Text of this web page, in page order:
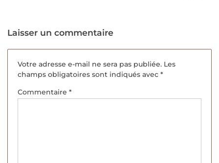
Laisser un commentaire
Votre adresse e-mail ne sera pas publiée. Les
champs obligatoires sont indiqués avec *
Commentaire *